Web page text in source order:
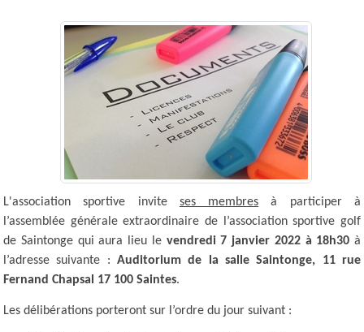
L'association sportive invite ses membres à participer à
l’assemblée générale extraordinaire de l’association sportive golf
de Saintonge qui aura lieu le vendredi 7 janvier 2022 à 18h30 à
l’adresse suivante : Auditorium de la salle Saintonge, 11 rue
Fernand Chapsal 17 100 Saintes.
Les délibérations porteront sur l’ordre du jour suivant :